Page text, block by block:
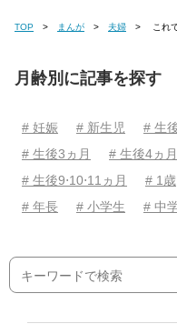
TOP まんが 夫婦 これ
月齢別に記事を探す
# 妊娠 # 新生児 # 生
# 生後3ヵ月
# 生後4ヵ月
# 生後9⋅10⋅11ヵ月
# 1歳
# 年長
# 小学生 # 中